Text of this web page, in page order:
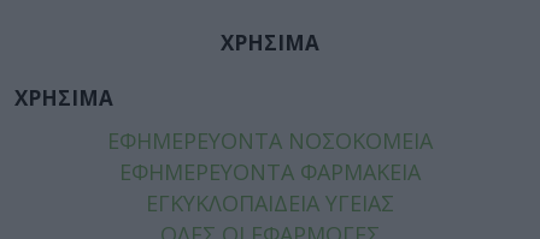
ΧΡΗΣΙΜΑ
ΧΡΗΣΙΜΑ
ΕΦΗΜΕΡΕΥΟΝΤΑ ΝΟΣΟΚΟΜΕΙΑ
ΕΦΗΜΕΡΕΥΟΝΤΑ ΦΑΡΜΑΚΕΙΑ
ΕΓΚΥΚΛΟΠΑΙΔΕΙΑ ΥΓΕΙΑΣ